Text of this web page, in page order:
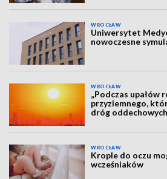
WROCŁAW
Uniwersytet
nowoczesne
WROCŁAW
„Podczas upałów
przyziemnego,
dróg
WROCŁAW
Krople do oczu
wcześniaków